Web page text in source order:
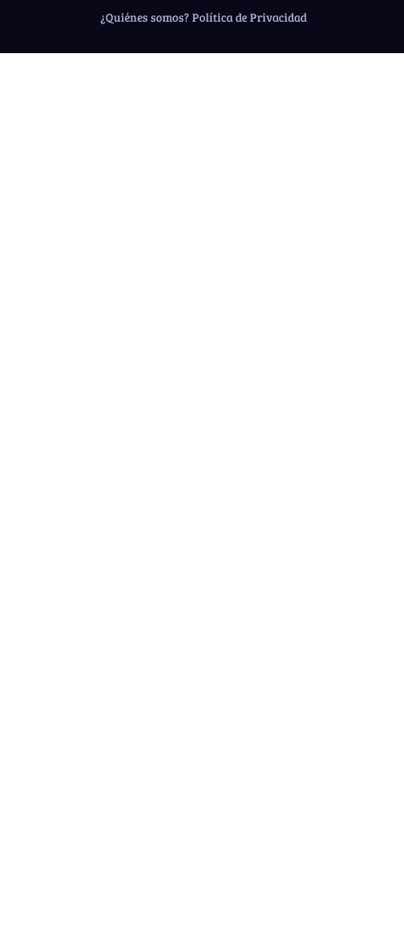
¿Quiénes somos? Política de Privacidad